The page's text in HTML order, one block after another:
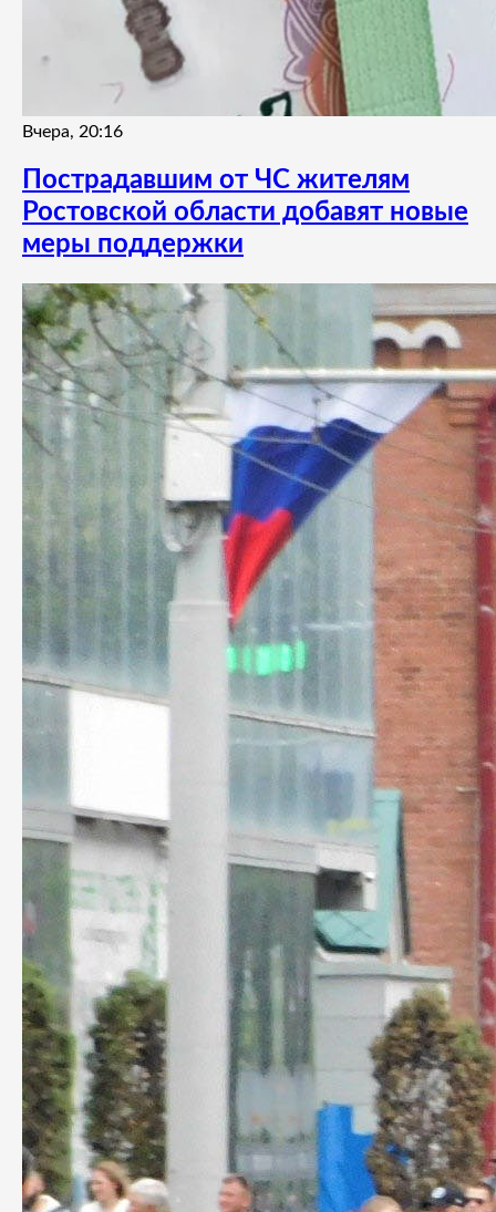
Вчера, 20:16
Пострадавшим от ЧС жителям
Ростовской области добавят новые
меры поддержки